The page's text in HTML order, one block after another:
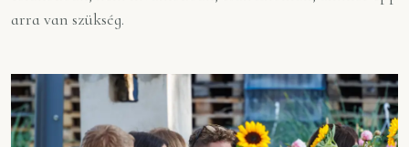
arra van szükség.